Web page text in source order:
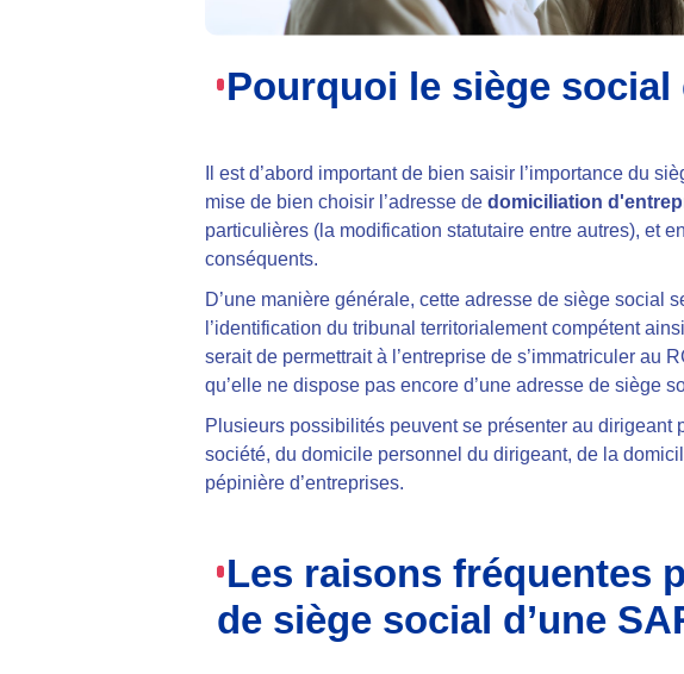
Pourquoi le siège
Il est d’abord important de bien saisir l’importance du
mise de bien choisir l’adresse de domiciliation
particulières (la modification statutaire entre autres), et
conséquents.
D’une manière générale, cette adresse de siège social
l’identification du tribunal territorialement compétent
serait de permettrait à l’entreprise de s’immatriculer au
qu’elle ne dispose pas encore d’une adresse de siège
Plusieurs possibilités peuvent se présenter au dirigeant
société, du domicile personnel du dirigeant, de la
pépinière d’entreprises.
Les raisons fréquentes
de siège social d’une